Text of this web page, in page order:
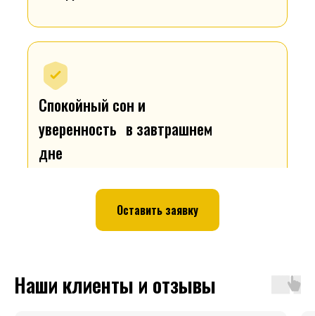
Спокойный сон и
уверенность в завтрашнем
дне
Оставить заявку
Наши клиенты и отзывы